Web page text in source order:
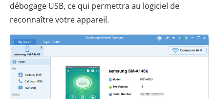
débogage USB, ce qui permettra au logiciel de
reconnaître votre appareil.